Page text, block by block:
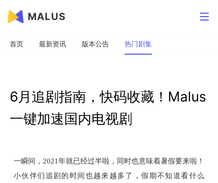
MALUS
首页 最新资讯 版本公告 热门剧集
6月追剧指南，快码收藏！Malus
一键加速国内电视剧
一瞬间，2021年就已经过半啦，同时也意味着暑假要来啦！
小伙伴们追剧的时间也越来越多了，假期不知道看什么